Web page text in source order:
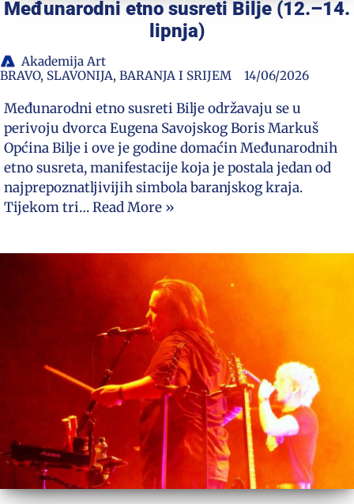
Međunarodni etno susreti Bilje (12.–14.
lipnja)
Akademija Art
BRAVO, SLAVONIJA, BARANJA I SRIJEM 14/06/2026
Međunarodni etno susreti Bilje održavaju se u
perivoju dvorca Eugena Savojskog Boris Markuš
Općina Bilje i ove je godine domaćin Međunarodnih
etno susreta, manifestacije koja je postala jedan od
najprepoznatljivijih simbola baranjskog kraja.
Tijekom tri…Read More »